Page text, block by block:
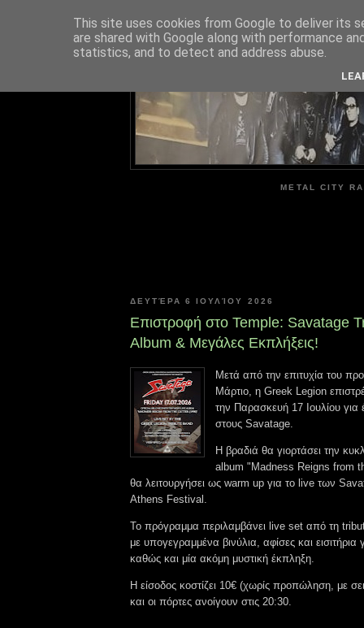
METAL CITY
ΔΕΥΤΈΡΑ 6 ΙΟΥΛΊΟΥ 2026
Επιστροφή στο Temple: Savatage
Album & Μεγάλες Εκπλήξεις!
Μετά από την επιτυχία του
Μάρτιο, η Greek Legion
την Παρασκευή 17 Ιουλίου
στους Savatage.
Η βραδιά θα γιορτάσει την
album "Madness Reigns from
θα λειτουργήσει ως warm up για το live των
Athens Festival.
Το πρόγραμμα περιλαμβάνει live set από τη
με υπογεγραμμένα βινύλια, αφίσες και εισιτήρια
καθώς και μία ακόμη μυστική έκπληξη.
Η είσοδος κοστίζει 10€ (χωρίς προπώληση, με
και οι πόρτες ανοίγουν στις 20:30.
This site uses cookies from Google to deliver its
are shared with Google along with performance
statistics, and to detect and address abuse.